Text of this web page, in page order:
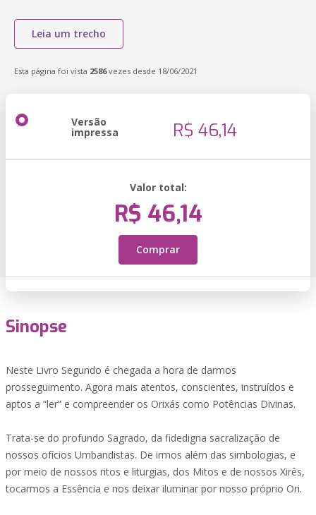
Leia um trecho
Esta página foi vista 2586vezes desde 18/06/2021
Versão
impressa R$ 46,14
Valor total:
R$ 46,14
Comprar
Sinopse
Neste Livro Segundo é chegada a hora de darmos
prosseguimento. Agora mais atentos, conscientes, instruídos e
aptos a “ler” e compreender os Orixás como Potências Divinas.
Trata-se do profundo Sagrado, da fidedigna sacralização de
nossos ofícios Umbandistas. De irmos além das simbologias, e
por meio de nossos ritos e liturgias, dos Mitos e de nossos Xirês,
tocarmos a Essência e nos deixar iluminar por nosso próprio Ori.